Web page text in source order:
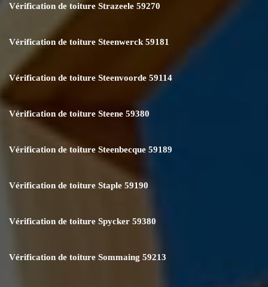
Vérification de toiture Strazeele 59270
Vérification de toiture Steenwerck 59181
Vérification de toiture Steenvoorde 59114
Vérification de toiture Steene 59380
Vérification de toiture Steenbecque 59189
Vérification de toiture Staple 59190
Vérification de toiture Spycker 59380
Vérification de toiture Sommaing 59213